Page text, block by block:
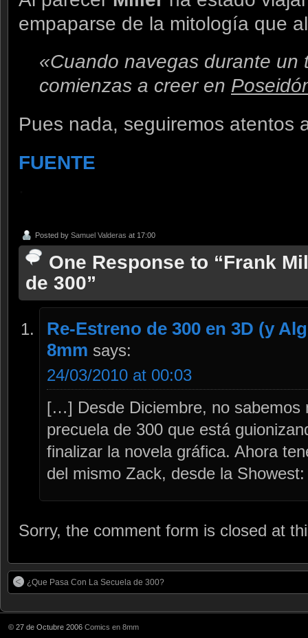
empaparse de la mitología que
«Cuando navegas durante
comienzas a creer en
Pues nada, seguiremos atentos
FUENTE
Posted by Samuel Valderas at 17:00
One Response to “Frank
de 300”
Re-Estreno de 300 en 3D (y
8mm says:
24/03/2010 at 00:03
[…] Desde Diciembre, no sabemos
precuela de 300 que está
finalizar la novela gráfica. Ahora
del mismo Zack, desde la
Sorry, the comment form is closed at
¿Que Pasa Con La Secuela de 300?
© 27 de Octubre 2006 Comics en 8mm